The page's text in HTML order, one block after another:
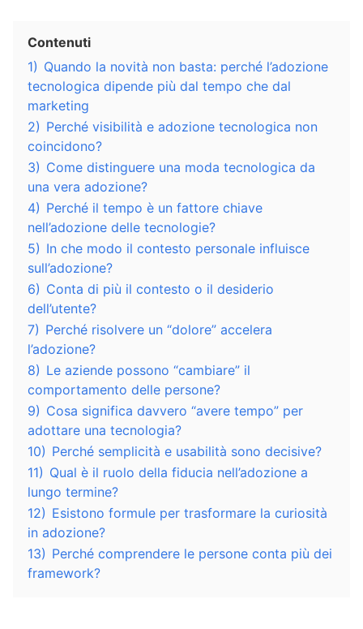
Contenuti
1) Quando la novità non basta: perché l’adozione
tecnologica dipende più dal tempo che dal
marketing
2) Perché visibilità e adozione tecnologica non
coincidono?
3) Come distinguere una moda tecnologica da
una vera adozione?
4) Perché il tempo è un fattore chiave
nell’adozione delle tecnologie?
5) In che modo il contesto personale influisce
sull’adozione?
6) Conta di più il contesto o il desiderio
dell’utente?
7) Perché risolvere un “dolore” accelera
l’adozione?
8) Le aziende possono “cambiare” il
comportamento delle persone?
9) Cosa significa davvero “avere tempo” per
adottare una tecnologia?
10) Perché semplicità e usabilità sono decisive?
11) Qual è il ruolo della fiducia nell’adozione a
lungo termine?
12) Esistono formule per trasformare la curiosità
in adozione?
13) Perché comprendere le persone conta più dei
framework?